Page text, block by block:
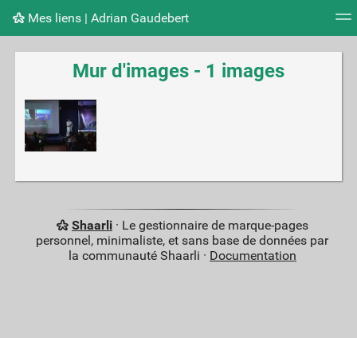
Mes liens | Adrian Gaudebert
Nuage de tags Mur d'images Quotidien Flux
Mur d'images - 1 images
Shaarli· Le gestionnaire de marque-pages
personnel, minimaliste, et sans base de données par
la communauté Shaarli · Documentation